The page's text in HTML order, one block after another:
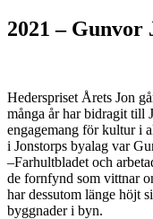
2021 – Gunvor
Hederspriset Årets Jon
många år har bidragit till
engagemang för kultur i
i Jonstorps byalag var
–Farhultbladet och
de fornfynd som vittnar
har dessutom länge höjt
byggnader i byn.